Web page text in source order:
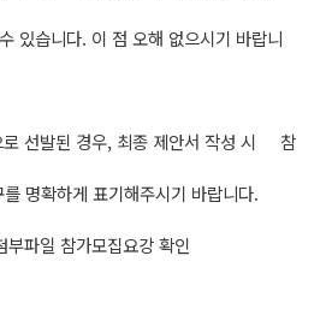
있습니다. 이 점 오해 없으시기 바랍니
로 선발된 경우, 최종 제안서 작성 시 참
명확하게 표기해주시기 바랍니다.
부파일 참가모집요강 확인